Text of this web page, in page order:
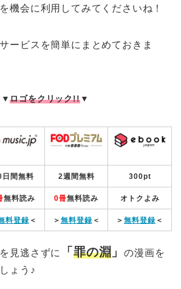
機会に利用してみてくださいね！
ービスを簡単にまとめておきま
▼ロゴをクリック!!▼
日間無料 2週間無料 300pt
無料読み 0冊無料読み オトクよみ
料登録＜ ＞ 無料登録＜ ＞ 無料登録 ＜
見逃さずに 「罪の淵 」の漫画を
ょう♪